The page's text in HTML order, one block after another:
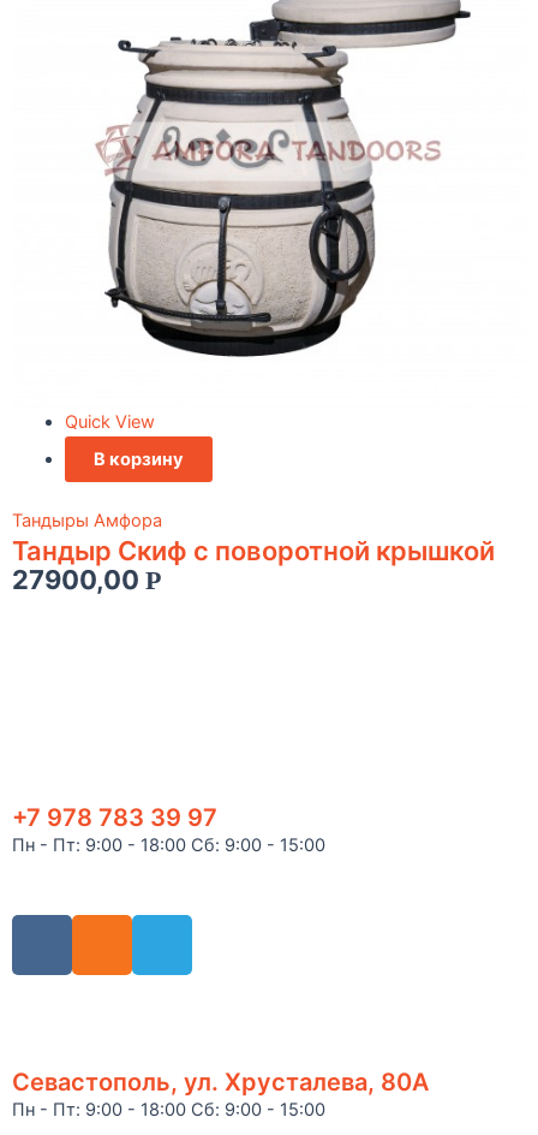
Quick View
В корзину
Тандыры Амфора
Тандыр Скиф с поворотной крышкой
27900,00 Р
+7 978 783 39 97
Пн - Пт: 9:00 - 18:00 Сб: 9:00 - 15:00
Севастополь, ул. Хрусталева, 80А
Пн - Пт: 9:00 - 18:00 Сб: 9:00 - 15:00